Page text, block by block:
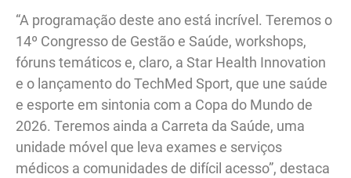
“A programação deste ano está incrível. Teremos o
14º Congresso de Gestão e Saúde, workshops,
fóruns temáticos e, claro, a Star Health Innovation
e o lançamento do TechMed Sport, que une saúde
e esporte em sintonia com a Copa do Mundo de
2026. Teremos ainda a Carreta da Saúde, uma
unidade móvel que leva exames e serviços
médicos a comunidades de difícil acesso”, destaca